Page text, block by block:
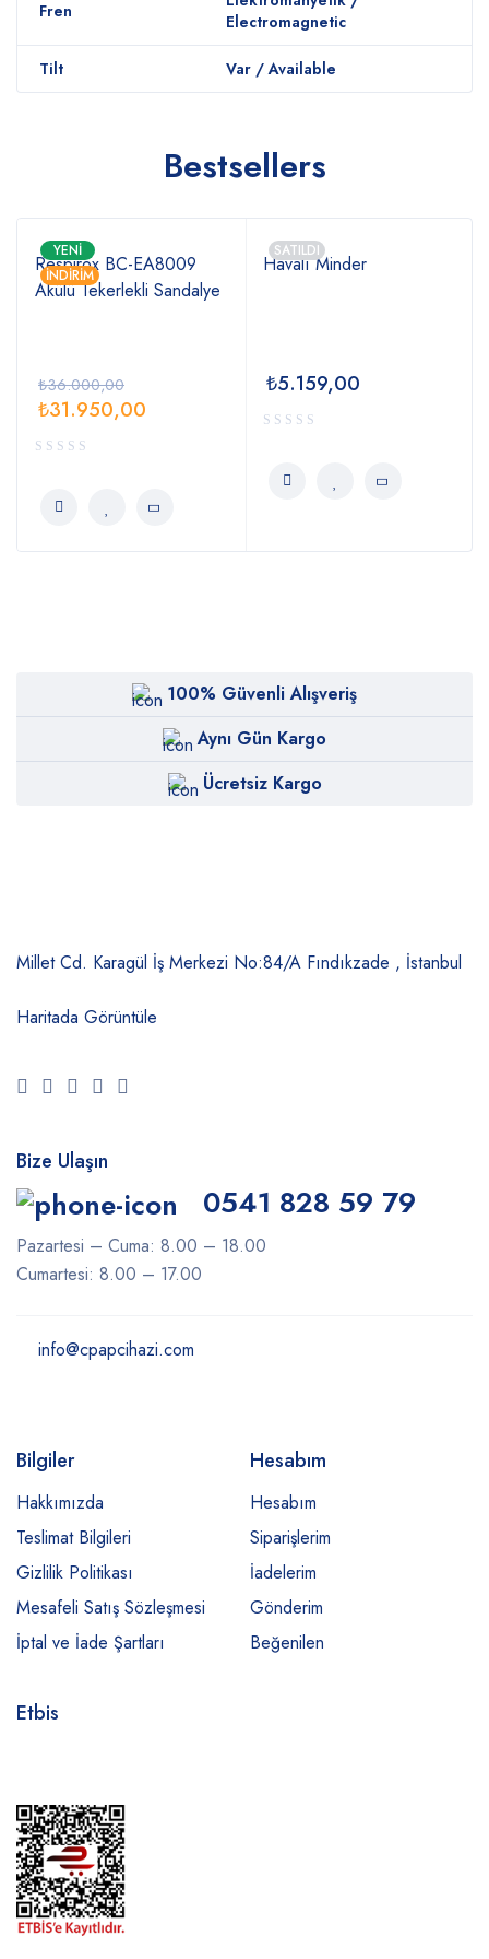
Fren
Electromagnetic
Tilt Var / Available
Bestsellers
YENI
İNDIRIM
Respirox BC-EA8009
Akülü Tekerlekli Sandalye
₺36.000,00
₺31.950,00
SATILDI
Havalı Minder
₺5.159,00
100% Güvenli Alışveriş
Aynı Gün Kargo
Ücretsiz Kargo
Millet Cd. Karagül İş Merkezi No:84/A Fındıkzade , İstanbul
Haritada Görüntüle
Bize Ulaşın
0541 828 59 79
Pazartesi – Cuma: 8.00 – 18.00
Cumartesi: 8.00 – 17.00
info@cpapcihazi.com
Bilgiler
Hakkımızda
Teslimat Bilgileri
Gizlilik Politikası
Mesafeli Satış Sözleşmesi
İptal ve İade Şartları
Hesabım
Hesabım
Siparişlerim
İadelerim
Gönderim
Beğenilen
Etbis